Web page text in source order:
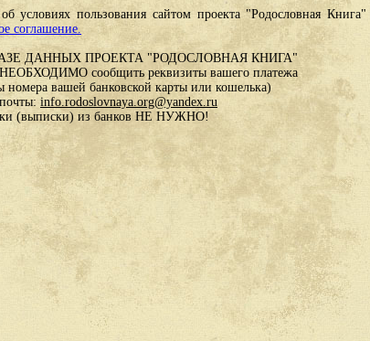
условиях пользования сайтом проекта "Родословная Книга"
соглашение.
ДАННЫХ ПРОЕКТА "РОДОСЛОВНАЯ КНИГА"
НЕОБХОДИМО сообщить реквизиты вашего платежа
номера вашей банковской карты или кошелька)
info.rodoslovnaya.org@yandex.ru
(выписки) из банков НЕ НУЖНО!